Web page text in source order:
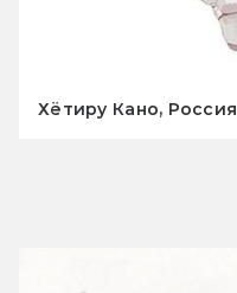
Хётиру Кано, Россия